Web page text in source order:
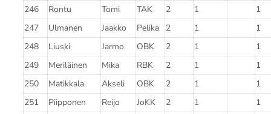
246
Rontu Tomi TAK 2 1
1
247
Ulmanen Jaakko Pelika 2 1
1
248
Liuski Jarmo OBK 2 1
1
249
Meriläinen Mika RBK 2 1
1
250
Matikkala Akseli OBK 2 1
1
251
Piipponen Reijo JoKK 2 1
1